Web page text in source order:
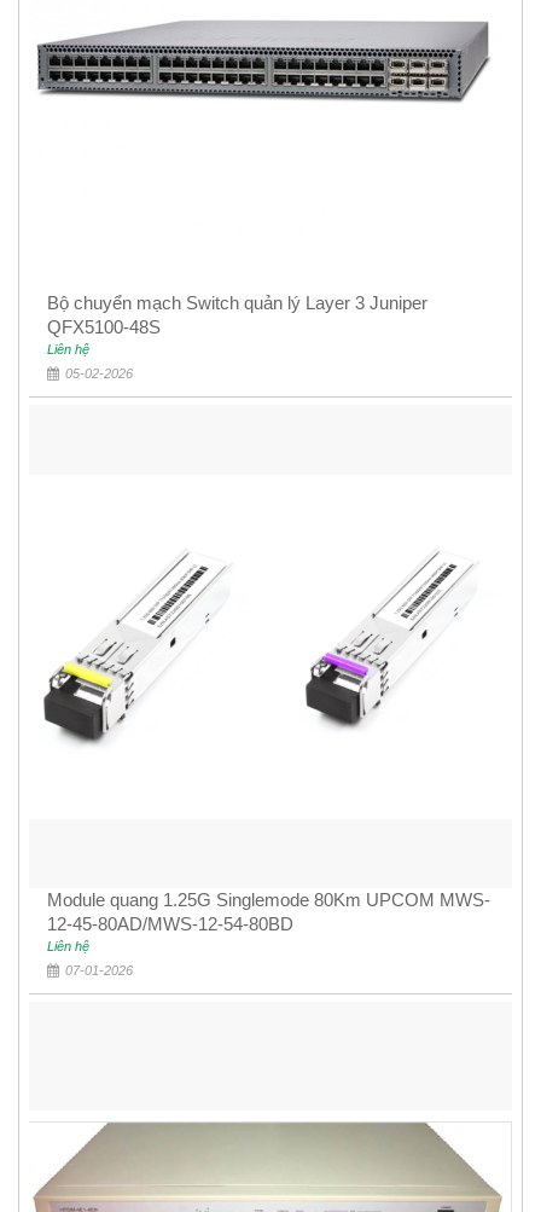
Bộ chuyển mạch Switch quản lý Layer 3 Juniper
QFX5100-48S
Liên hệ
05-02-2026
Module quang 1.25G Singlemode 80Km UPCOM MWS-
12-45-80AD/MWS-12-54-80BD
Liên hệ
07-01-2026